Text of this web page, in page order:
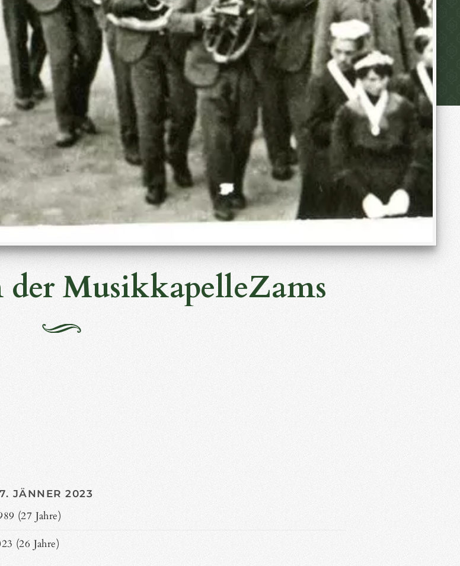
MusikkapelleZams
JÄNNER 2023
(27 Jahre)
(26 Jahre)